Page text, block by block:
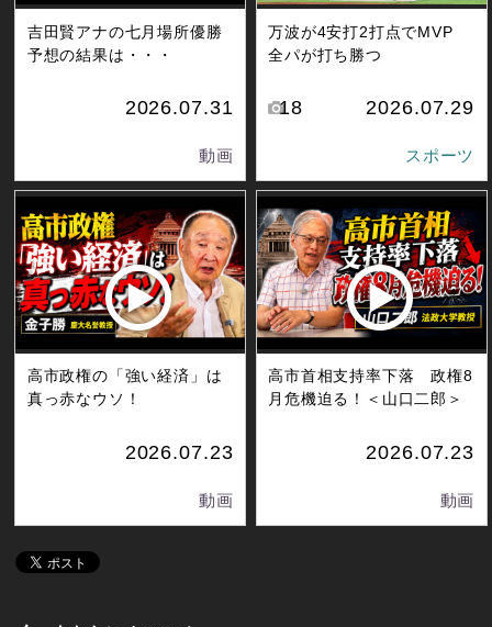
吉田賢アナの七月場所優勝
予想の結果は・・・
2026.07.31
動画
万波が4安打2打点でMVP
全パが打ち勝つ
18 2026.07.29
スポーツ
高市政権の「強い経済」は
真っ赤なウソ！
2026.07.23
動画
高市首相支持率下落 政権8
月危機迫る！＜山口二郎＞
2026.07.23
動画